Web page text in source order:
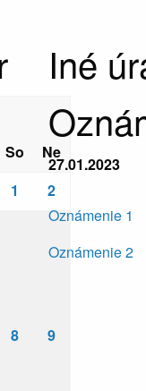
So
Ne
1
2
8 9
Iné
27.01.2023
Oznámenie 1
Oznámenie 2